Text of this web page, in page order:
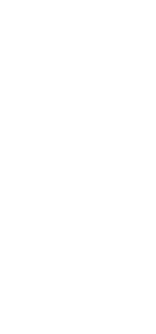
電話
【新
電話：
【台
電話：
【台
電話：
【
電話：
辰邦
為許